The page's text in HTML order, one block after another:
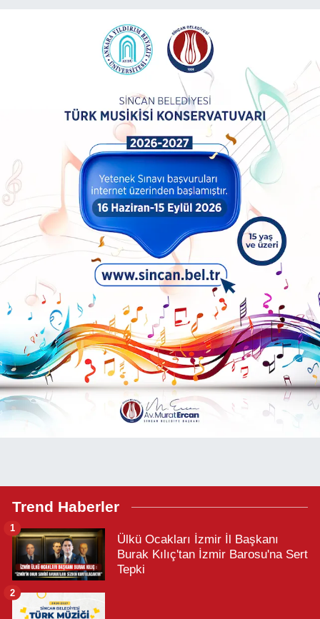
Trend Haberler
Ülkü Ocakları İzmir İl Başkanı
Burak Kılıç'tan İzmir Barosu'na Sert
Tepki
1
2